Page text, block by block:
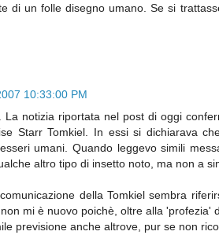
di un folle disegno umano. Se si
10:33:00 PM
La notizia riportata nel post di oggi
Starr Tomkiel. In essi si dichiarava
umani. Quando leggevo simili
altro tipo di insetto noto, ma non a
della Tomkiel sembra
mi è nuovo poichè, oltre alla
previsione anche altrove, pur se non